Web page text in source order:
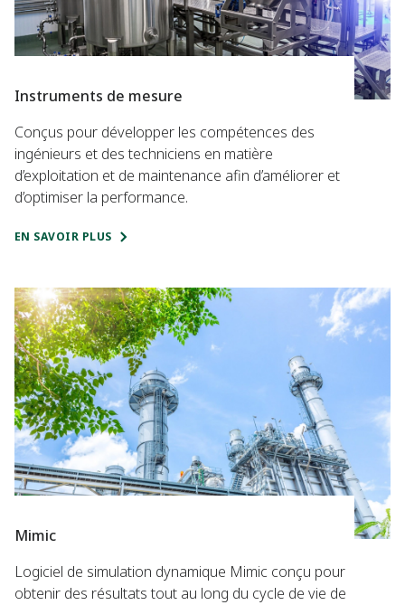
Instruments de mesure
Conçus pour développer les compétences des
ingénieurs et des techniciens en matière
d’exploitation et de maintenance afin d’améliorer et
d’optimiser la performance.
EN SAVOIR PLUS
Mimic
Logiciel de simulation dynamique Mimic conçu pour
obtenir des résultats tout au long du cycle de vie de